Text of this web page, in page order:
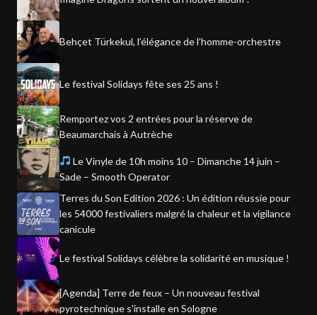
Behçet Türkekul, l’élégance de l’homme-orchestre
Le festival Solidays fête ses 25 ans !
Remportez vos 2 entrées pour la réserve de
Beaumarchais à Autrèche
Le Vinyle de 10h moins 10 – Dimanche 14 juin –
Sade – Smooth Operator
Terres du Son Edition 2026 : Un édition réussie pour
les 54000 festivaliers malgré la chaleur et la vigilance
canicule
Le festival Solidays célèbre la solidarité en musique !
[Agenda] Terre de feux – Un nouveau festival
pyrotechnique s'installe en Sologne